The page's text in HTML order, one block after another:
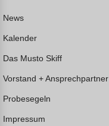
News
Kalender
Das Musto Skiff
Vorstand + Ansprechpartner
Probesegeln
Impressum